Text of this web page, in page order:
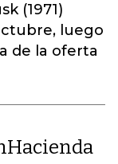
(1971)
luego
de la oferta